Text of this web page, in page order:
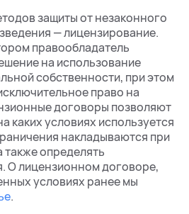
защиты от незаконного
— лицензирование.
правообладатель
на использование
собственности, при этом
право на
договоры позволяют
каких условиях используется
накладываются при
также определять
О лицензионном договоре,
условиях ранее мы
.